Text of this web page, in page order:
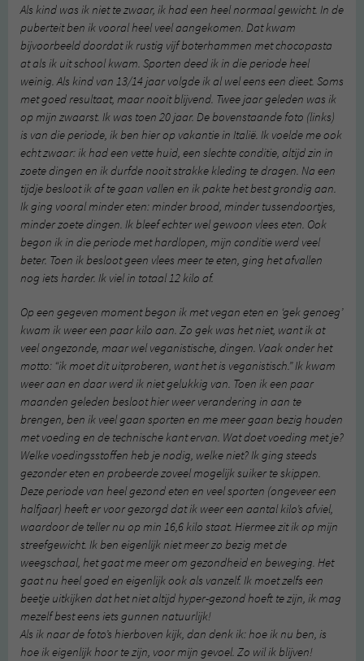
Als kind was ik niet te zwaar, ik had een heel normaal gewicht. In de
puberteit ben ik vooral heel veel aangekomen. Dat kwam
bijvoorbeeld doordat ik rustig vijf boterhammen met chocopasta
at als ik uit school kwam. Sporten deed ik in die periode heel
weinig. Als kind van 13/14 jaar volgde ik al wel eens een dieet. Soms
met goed resultaat, maar nooit blijvend. Twee jaar geleden was ik
op mijn zwaarst. Ik was toen 20 jaar. De bovenstaande foto (links)
is van die periode, ik ben hier op vakantie in Italië. Ik voelde me ook
echt zwaar: ik had een vette huid, een slechte conditie, altijd zin in
zoete dingen en ik durfde nooit strakke kleding te dragen. Na een
tijdje besloot ik af te gaan vallen en ik pakte het best grondig aan.
Ik ging vooral minder eten: minder brood, minder tussendoortjes,
minder zoete dingen. Ik bleef echter wel gewoon vlees eten. Ook
begon ik in die periode met hardlopen, mijn conditie werd veel
beter. Toen ik besloot geen vlees meer te eten, ging het afvallen
nog iets harder. Ik viel in totaal 12 kilo af.
Op een gegeven moment begon ik met vegan eten en ‘gek genoeg’
kwam ik weer een paar kilo aan. Zo gek was het niet, want ik at
veel ongezonde, maar wel veganistische, dingen. Vaak onder het
motto: “ik moet dit uitproberen, want het is veganistisch.” Ik kwam
weer aan en daar werd ik niet gelukkig van. Toen ik een paar
maanden geleden besloot hier weer verandering in aan te
brengen, ben ik veel gaan sporten en me meer gaan bezig houden
met voeding en de technische kant ervan. Wat doet voeding met je?
Welke voedingsstoffen heb je nodig, welke niet? Ik ging steeds
gezonder eten en probeerde zoveel mogelijk suiker te skippen.
Deze periode van heel gezond eten en veel sporten (ongeveer een
halfjaar) heeft er voor gezorgd dat ik weer een aantal kilo’s afviel,
waardoor de teller nu op min 16,6 kilo staat. Hiermee zit ik op mijn
streefgewicht. Ik ben eigenlijk niet meer zo bezig met de
weegschaal, het gaat me meer om gezondheid en beweging. Het
gaat nu heel goed en eigenlijk ook als vanzelf. Ik moet zelfs een
beetje uitkijken dat het niet altijd hyper-gezond hoeft te zijn, ik mag
mezelf best eens iets gunnen natuurlijk!
Als ik naar de foto’s hierboven kijk, dan denk ik: hoe ik nu ben, is
hoe ik eigenlijk hoor te zijn, voor mijn gevoel. Zo wil ik blijven!